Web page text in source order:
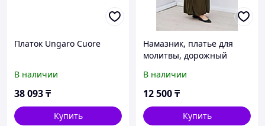
Платок Ungaro Cuore
В наличии
38 093₸
Купить
Намазник, платье для
молитвы, дорожный
В наличии
12 500₸
Купить